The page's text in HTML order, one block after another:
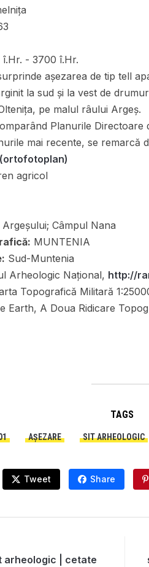
- 3700 î.Hr.
așezarea de tip tell
la sud și la vest de
pe malul râului Argeș.
Planurile
mai recente, se remarcă
agricol
Câmpul Nana
MUNTENIA
Sud-Muntenia
Arheologic Național, http://
Topografică Militară
Earth, A Doua Ridicare
TAGS
AȘEZARE SIT ARHEOLOGIC
Tweet Share
arheologic | cetate